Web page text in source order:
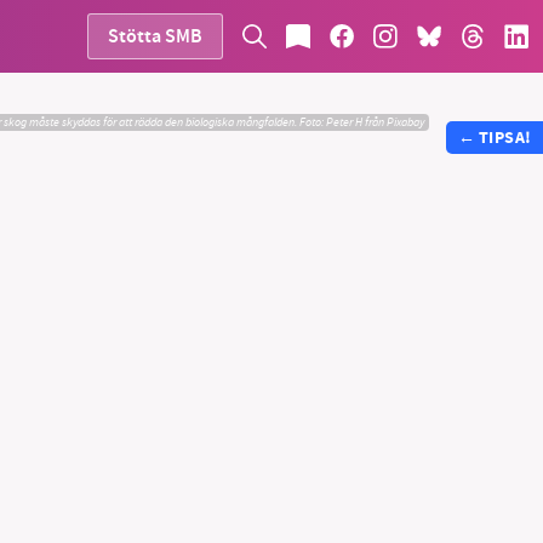
Stötta SMB
skog måste skyddas för att rädda den biologiska mångfalden. Foto:Peter H från Pixabay
← TIPSA!